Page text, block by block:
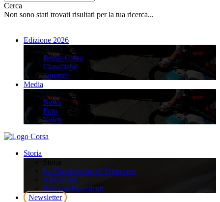
Cerca
Non sono stati trovati risultati per la tua ricerca...
Edizione 2026
Edizione 2026
Recap Corsa
Classifiche
Squadre
Media
Media
News
Foto
Video
Storia
La Classicissima di Primavera
Albo d’oro
Edizioni Precedenti
Newsletter